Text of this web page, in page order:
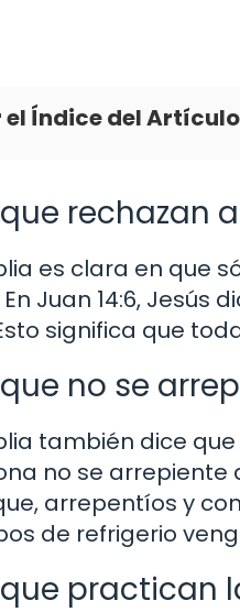
el Índice del Artículo
rechazan
es clara en que
Juan 14:6, Jesús
significa que
que no se
también dice
no se arrepiente
arrepentíos y
de refrigerio
que practican